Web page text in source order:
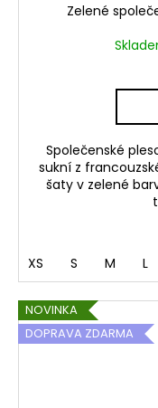
Zelené
Společenské
sukní z
šaty v zelené
XS S M L
NOVINKA
DOPRAVA ZDARMA